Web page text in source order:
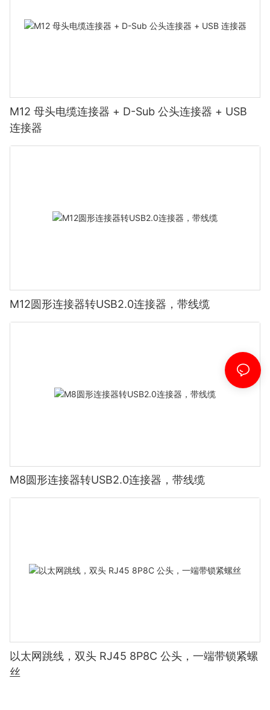
M12 母头电缆连接器 + D-Sub 公头连接器 + USB
连接器
M12圆形连接器转USB2.0连接器，带线缆
M8圆形连接器转USB2.0连接器，带线缆
以太网跳线，双头 RJ45 8P8C 公头，一端带锁紧螺
丝